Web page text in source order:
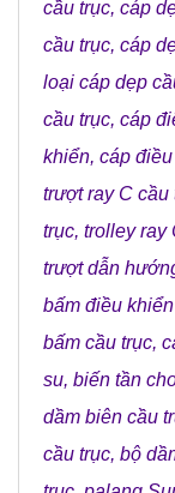
cầu trục, cáp
cầu trục, cáp
loại cáp dẹp
cầu trục, cáp
khiển, cáp
trượt ray C cầu
trục, trolley ray
trượt dẫn
bấm điều
bấm cầu trục,
su, biến tần
dầm biên cầu
cầu trục, bộ